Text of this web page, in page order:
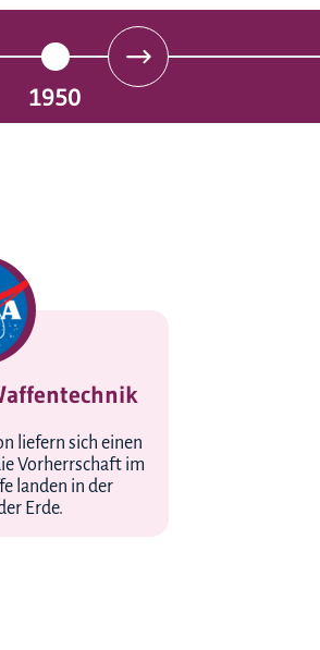
1950
liefern sich einen
Vorherrschaft im
landen in der
Erde.